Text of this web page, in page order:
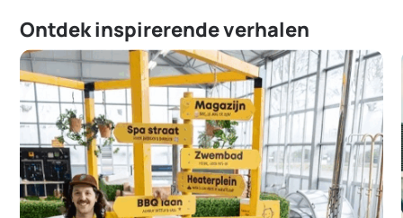
Ontdek inspirerende verhalen